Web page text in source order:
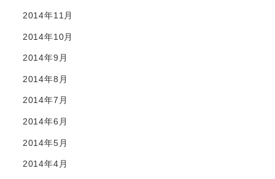
2014年11月
2014年10月
2014年9月
2014年8月
2014年7月
2014年6月
2014年5月
2014年4月